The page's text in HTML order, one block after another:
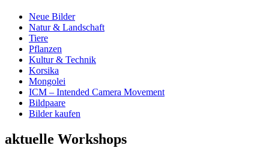
Neue Bilder
Natur & Landschaft
Tiere
Pflanzen
Kultur & Technik
Korsika
Mongolei
ICM – Intended Camera Movement
Bildpaare
Bilder kaufen
aktuelle Workshops